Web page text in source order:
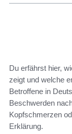
Du erfährst hier,
zeigt und welche
Betroffene in
Beschwerden
Kopfschmerzen
Erklärung.